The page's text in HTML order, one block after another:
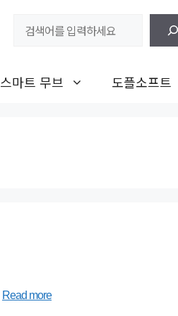
스마트 무브 도플소프트
Read more